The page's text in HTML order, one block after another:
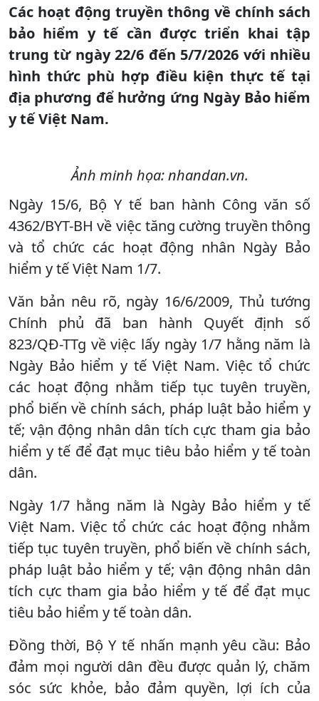
Các hoạt động truyền thông về chính sách
bảo hiểm y tế cần được triển khai tập
trung từ ngày 22/6 đến 5/7/2026 với nhiều
hình thức phù hợp điều kiện thực tế tại
địa phương để hưởng ứng Ngày Bảo hiểm
y tế Việt Nam.
Ảnh minh họa: nhandan.vn.
Ngày 15/6, Bộ Y tế ban hành Công văn số
4362/BYT-BH về việc tăng cường truyền thông
và tổ chức các hoạt động nhân Ngày Bảo
hiểm y tế Việt Nam 1/7.
Văn bản nêu rõ, ngày 16/6/2009, Thủ tướng
Chính phủ đã ban hành Quyết định số
823/QĐ-TTg về việc lấy ngày 1/7 hằng năm là
Ngày Bảo hiểm y tế Việt Nam. Việc tổ chức
các hoạt động nhằm tiếp tục tuyên truyền,
phổ biến về chính sách, pháp luật bảo hiểm y
tế; vận động nhân dân tích cực tham gia bảo
hiểm y tế để đạt mục tiêu bảo hiểm y tế toàn
dân.
Ngày 1/7 hằng năm là Ngày Bảo hiểm y tế
Việt Nam. Việc tổ chức các hoạt động nhằm
tiếp tục tuyên truyền, phổ biến về chính sách,
pháp luật bảo hiểm y tế; vận động nhân dân
tích cực tham gia bảo hiểm y tế để đạt mục
tiêu bảo hiểm y tế toàn dân.
Đồng thời, Bộ Y tế nhấn mạnh yêu cầu: Bảo
đảm mọi người dân đều được quản lý, chăm
sóc sức khỏe, bảo đảm quyền, lợi ích của